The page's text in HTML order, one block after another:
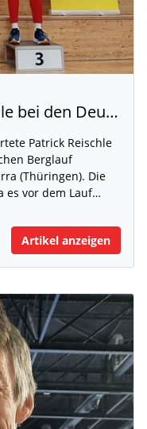
Bronze für Patrick Reischle bei den Deutsche Berglauf Meisterschaften
Patrick Reischle
Berglauf
(Thüringen). Die
es vor dem Lauf…
Artikel anzeigen